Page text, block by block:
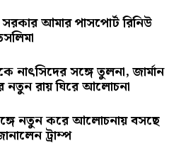
সরকার আমার পাসপোর্ট রিনিউ
নাৎসিদের সঙ্গে তুলনা, জার্মান
রায় ঘিরে আলোচনা
নতুন করে আলোচনায় বসছে
ট্রাম্প